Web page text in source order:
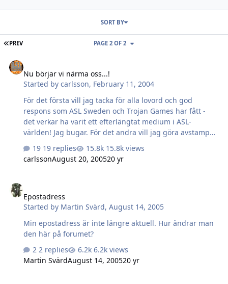
FIRST PAGE
PREV PAGE 2 OF 2
SORT BY
Nu börjar vi närma oss...!
Started bycarlsson, February 11, 2004
För det första vill jag tacka för alla lovord och god
respons som ASL Sweden och Trojan Games har fått -
det verkar ha varit ett efterlängtat medium i ASL-
världen! Jag bugar. För det andra vill jag göra avstamp
med den första vettiga versionen av sajten. Vi har lång
väg kvar att gå, men nu börjar det i alla fall bli
representativt. Tyvärr är jag ingen webdesigner av klass
sajt än ingen sajt alls! Som vanligt; Har ni några idéer
eller åsikter - hör av er! Tillsammans ska vi göra ASL
Sweden till vår favoritplats på nätet!
19 replies
15.8k views
carlssonAugust 20, 200520 yr
Epostadress
Started by Martin Svärd,August 14, 2005
Min epostadress är inte längre aktuell. Hur ändrar man
den här på forumet?
2 replies
6.2k views
Martin SvärdAugust 14, 200520 yr